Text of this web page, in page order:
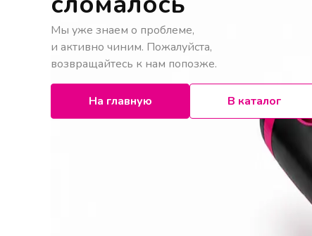
Мы уже знаем о проблеме,
и активно чиним. Пожалуйста,
возвращайтесь к нам попозже.
На главную В каталог